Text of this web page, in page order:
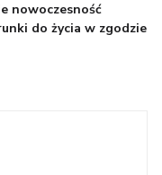
nowoczesność
do życia w zgodzie